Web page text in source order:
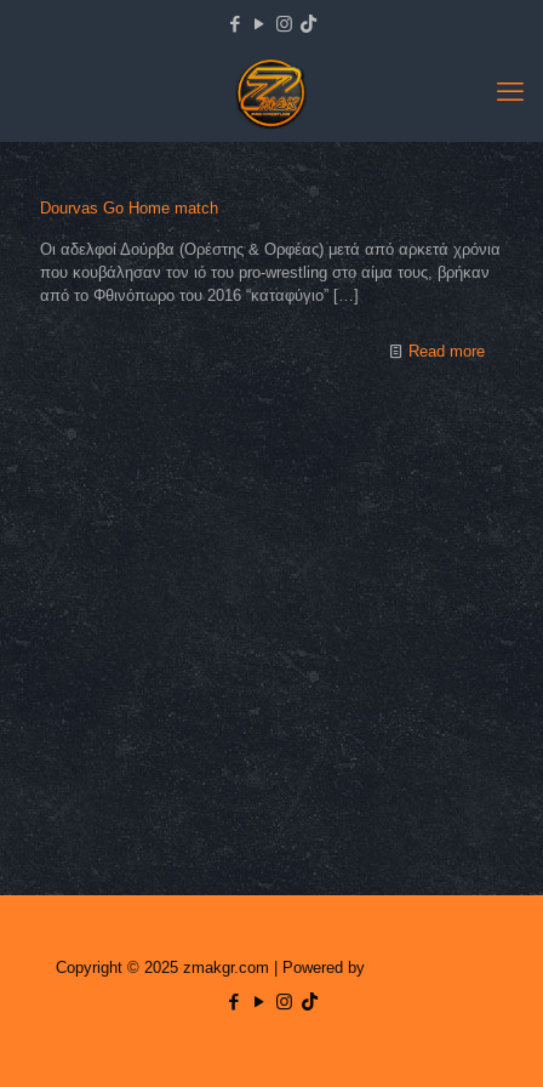
Dourvas Go Home match
Οι αδελφοί Δούρβα (Ορέστης & Ορφέας) μετά από αρκετά χρόνια
που κουβάλησαν τον ιό του pro-wrestling στο αίμα τους, βρήκαν
από το Φθινόπωρο του 2016 “καταφύγιο” […]
Read more
Copyright © 2025 zmakgr.com | Powered by